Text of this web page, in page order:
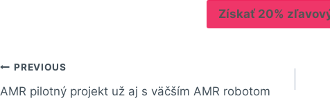
Získať 20%
PREVIOUS
AMR pilotný projekt už aj s väčším AMR robotom